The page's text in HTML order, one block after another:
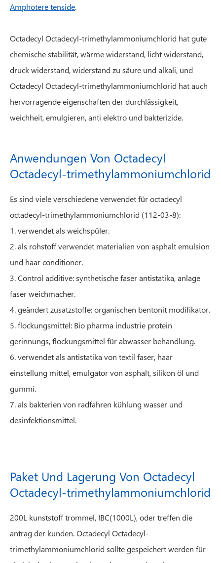
Amphotere tenside.
Octadecyl Octadecyl-trimethylammoniumchlorid hat gute
chemische stabilität, wärme widerstand, licht widerstand,
druck widerstand, widerstand zu säure und alkali, und
Octadecyl Octadecyl-trimethylammoniumchlorid hat auch
hervorragende eigenschaften der durchlässigkeit,
weichheit, emulgieren, anti elektro und bakterizide.
Anwendungen Von Octadecyl
Octadecyl-trimethylammoniumchlorid
Es sind viele verschiedene verwendet für octadecyl
octadecyl-trimethylammoniumchlorid (112-03-8):
1. verwendet als weichspüler.
2. als rohstoff verwendet materialien von asphalt emulsion
und haar conditioner.
3. Control additive: synthetische faser antistatika, anlage
faser weichmacher.
4. geändert zusatzstoffe: organischen bentonit modifikator.
5. flockungsmittel: Bio pharma industrie protein
gerinnungs, flockungsmittel für abwasser behandlung.
6. verwendet als antistatika von textil faser, haar
einstellung mittel, emulgator von asphalt, silikon öl und
gummi.
7. als bakterien von radfahren kühlung wasser und
desinfektionsmittel.
Paket Und Lagerung Von Octadecyl
Octadecyl-trimethylammoniumchlorid
200L kunststoff trommel, IBC(1000L), oder treffen die
antrag der kunden. Octadecyl Octadecyl-
trimethylammoniumchlorid sollte gespeichert werden für